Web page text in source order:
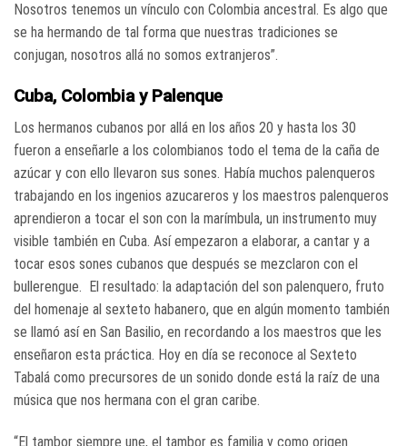
Nosotros tenemos un vínculo con Colombia ancestral. Es algo que
se ha hermando de tal forma que nuestras tradiciones se
conjugan, nosotros allá no somos extranjeros”.
Cuba, Colombia y Palenque
Los hermanos cubanos por allá en los años 20 y hasta los 30
fueron a enseñarle a los colombianos todo el tema de la caña de
azúcar y con ello llevaron sus sones. Había muchos palenqueros
trabajando en los ingenios azucareros y los maestros palenqueros
aprendieron a tocar el son con la marímbula, un instrumento muy
visible también en Cuba. Así empezaron a elaborar, a cantar y a
tocar esos sones cubanos que después se mezclaron con el
bullerengue. El resultado: la adaptación del son palenquero, fruto
del homenaje al sexteto habanero, que en algún momento también
se llamó así en San Basilio, en recordando a los maestros que les
enseñaron esta práctica. Hoy en día se reconoce al Sexteto
Tabalá como precursores de un sonido donde está la raíz de una
música que nos hermana con el gran caribe.
“El tambor siempre une, el tambor es familia y como origen